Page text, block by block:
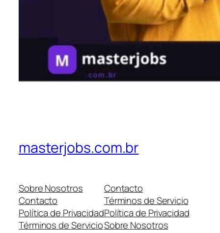
masterjobs.com.br
Sobre Nosotros
Contacto
Política de Privacidad
Términos de Servicio
Contacto
Términos de Servicio
Política de Privacidad
Sobre Nosotros